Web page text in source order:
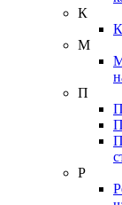
К
М
П
Р